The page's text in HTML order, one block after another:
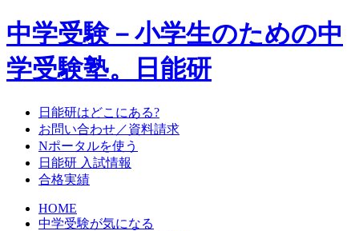
中学受験－小学生のための中
学受験塾。日能研
日能研はどこにある?
お問い合わせ／資料請求
Nポータルを使う
日能研 入試情報
合格実績
HOME
中学受験が気になる